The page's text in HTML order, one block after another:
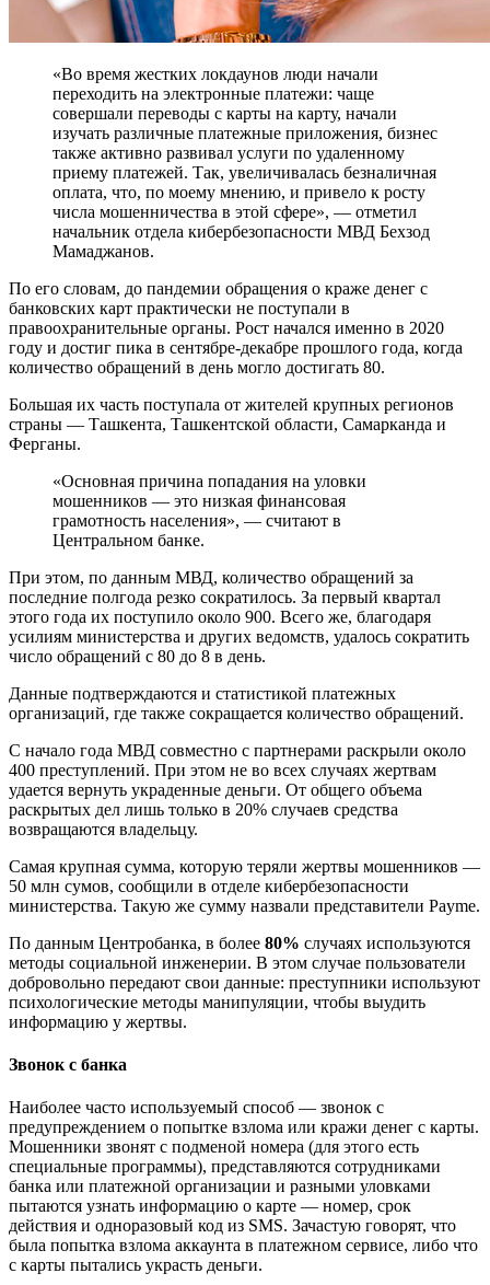
«Во время жестких локдаунов люди начали
переходить на электронные платежи: чаще
совершали переводы с карты на карту, начали
изучать различные платежные приложения, бизнес
также активно развивал услуги по удаленному
приему платежей. Так, увеличивалась безналичная
оплата, что, по моему мнению, и привело к росту
числа мошенничества в этой сфере», — отметил
начальник отдела кибербезопасности МВД Бехзод
Мамаджанов.
По его словам, до пандемии обращения о краже денег с
банковских карт практически не поступали в
правоохранительные органы. Рост начался именно в 2020
году и достиг пика в сентябре-декабре прошлого года, когда
количество обращений в день могло достигать 80.
Большая их часть поступала от жителей крупных регионов
страны — Ташкента, Ташкентской области, Самарканда и
Ферганы.
«Основная причина попадания на уловки
мошенников — это низкая финансовая
грамотность населения», — считают в
Центральном банке.
При этом, по данным МВД, количество обращений за
последние полгода резко сократилось. За первый квартал
этого года их поступило около 900. Всего же, благодаря
усилиям министерства и других ведомств, удалось сократить
число обращений с 80 до 8 в день.
Данные подтверждаются и статистикой платежных
организаций, где также сокращается количество обращений.
С начало года МВД совместно с партнерами раскрыли около
400 преступлений. При этом не во всех случаях жертвам
удается вернуть украденные деньги. От общего объема
раскрытых дел лишь только в 20% случаев средства
возвращаются владельцу.
Самая крупная сумма, которую теряли жертвы мошенников —
50 млн сумов, сообщили в отделе кибербезопасности
министерства. Такую же сумму назвали представители Payme.
По данным Центробанка, в более 80% случаях используются
методы социальной инженерии. В этом случае пользователи
добровольно передают свои данные: преступники используют
психологические методы манипуляции, чтобы выудить
информацию у жертвы.
Звонок с банка
Наиболее часто используемый способ — звонок с
предупреждением о попытке взлома или кражи денег с карты.
Мошенники звонят с подменой номера (для этого есть
специальные программы), представляются сотрудниками
банка или платежной организации и разными уловками
пытаются узнать информацию о карте — номер, срок
действия и одноразовый код из SMS. Зачастую говорят, что
была попытка взлома аккаунта в платежном сервисе, либо что
с карты пытались украсть деньги.